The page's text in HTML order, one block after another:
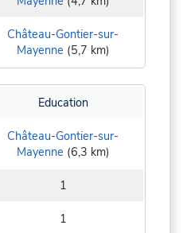
Château-Gontier-sur-
Mayenne (5,7 km)
Education
Château-Gontier-sur-
Mayenne (6,3 km)
1
1